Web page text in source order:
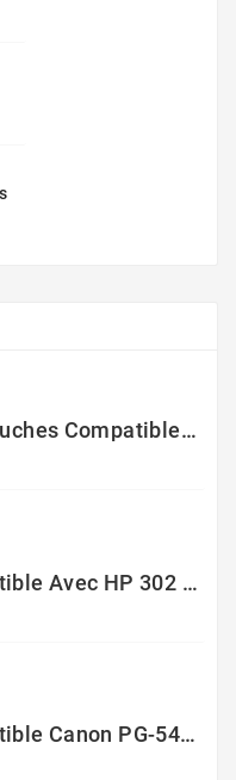
Pack 2 Cartouches Compatible Avec HP 301 XL Noir Et Couleur
Pack Compatible Avec HP 302 XL Noir Et Couleur - SANS NIVEAU ENCRE
Pack Compatible Canon PG-540 XL / CL-541 XL – Noir & Couleur – Haute Capacité